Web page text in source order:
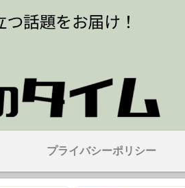
プライバシーポリシー